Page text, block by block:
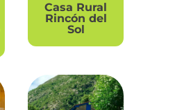
Casa Rural
Rincón del
Sol